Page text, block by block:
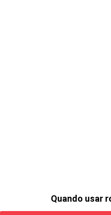
Quando usar